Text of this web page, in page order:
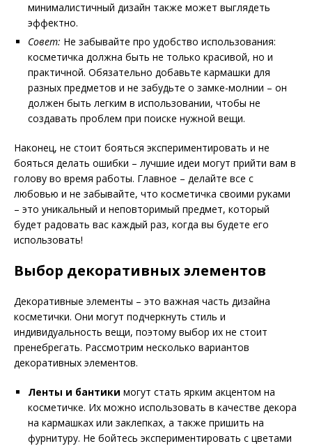
минималистичный дизайн также может выглядеть
эффектно.
Совет: Не забывайте про удобство использования:
косметичка должна быть не только красивой, но и
практичной. Обязательно добавьте кармашки для
разных предметов и не забудьте о замке-молнии – он
должен быть легким в использовании, чтобы не
создавать проблем при поиске нужной вещи.
Наконец, не стоит бояться экспериментировать и не
бояться делать ошибки – лучшие идеи могут прийти вам в
голову во время работы. Главное – делайте все с
любовью и не забывайте, что косметичка своими руками
– это уникальный и неповторимый предмет, который
будет радовать вас каждый раз, когда вы будете его
использовать!
Выбор декоративных элементов
Декоративные элементы – это важная часть дизайна
косметички. Они могут подчеркнуть стиль и
индивидуальность вещи, поэтому выбор их не стоит
пренебрегать. Рассмотрим несколько вариантов
декоративных элементов.
Ленты и бантики могут стать ярким акцентом на
косметичке. Их можно использовать в качестве декора
на кармашках или заклепках, а также пришить на
фурнитуру. Не бойтесь экспериментировать с цветами